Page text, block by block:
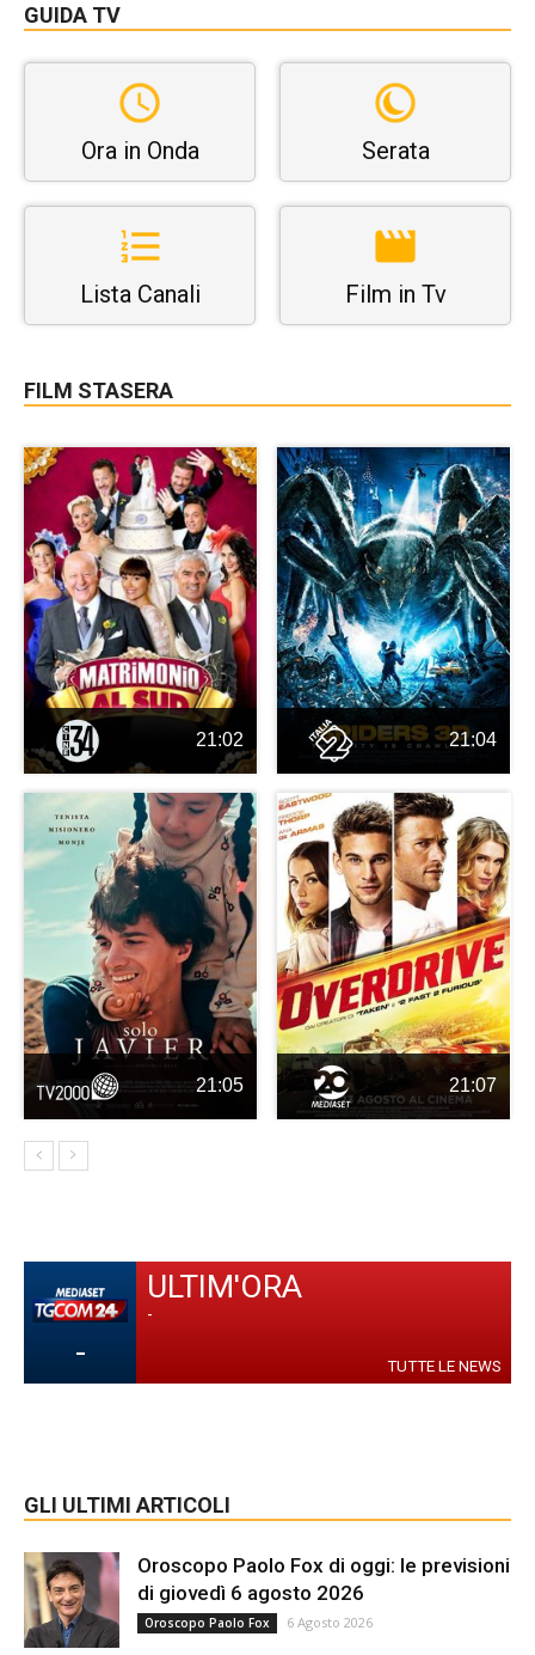
GUIDA TV
Ora in Onda Serata
Lista Canali Film in Tv
FILM STASERA
21:02 21:04
21:05 21:07
-
ULTIM'ORA
-
TUTTE LE NEWS
GLI ULTIMI ARTICOLI
Oroscopo Paolo Fox di oggi: le previsioni
di giovedì 6 agosto 2026
Oroscopo Paolo Fox 6 Agosto 2026